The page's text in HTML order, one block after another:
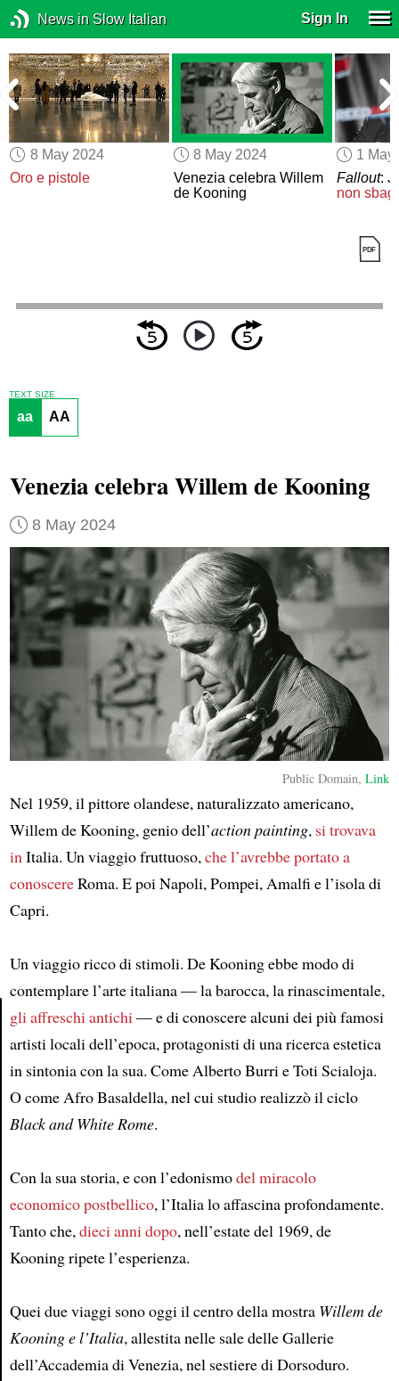
News in Slow Italian Sign In
8 May 2024
Oro e pistole
8 May 2024
Venezia celebra Willem
de Kooning
1 May
Fallout:
non
Article
TEXT SIZE
aa AA
Venezia celebra Willem de Kooning
8 May 2024
Public Domain,Link
Nel 1959, il pittore olandese, naturalizzato americano,
Willem de Kooning, genio dell’action painting, si trovava
inItalia. Un viaggio fruttuoso,che l’avrebbe portato a
conoscereRoma. E poi Napoli, Pompei, Amalfi e l’isola di
Capri.
Un viaggio ricco di stimoli. De Kooning ebbe modo di
contemplare l’arte italiana — la barocca, la rinascimentale,
gli affreschi antichi— e di conoscere alcuni dei più famosi
artisti locali dell’epoca, protagonisti di una ricerca estetica
in sintonia con la sua. Come Alberto Burri e Toti Scialoja.
O come Afro Basaldella, nel cui studio realizzò il ciclo
Black and White Rome.
Con la sua storia, e con l’edonismodel miracolo
economico postbellico, l’Italia lo affascina profondamente.
Tanto che,dieci anni dopo, nell’estate del 1969, de
Kooning ripete l’esperienza.
Quei due viaggi sono oggi il centro della mostra Willem de
Kooning e l’Italia, allestita nelle sale delle Gallerie
dell’Accademia di Venezia, nel sestiere di Dorsoduro.